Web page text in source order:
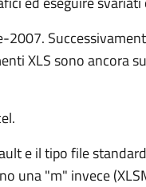
2007.
XLS sono ancora
e il tipo file
una "m" invece